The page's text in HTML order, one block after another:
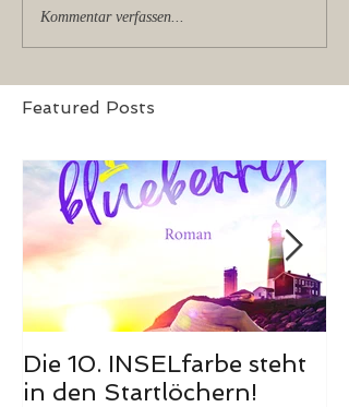
Kommentar verfassen...
Featured Posts
Die 10. INSELfarbe steht
in den Startlöchern!